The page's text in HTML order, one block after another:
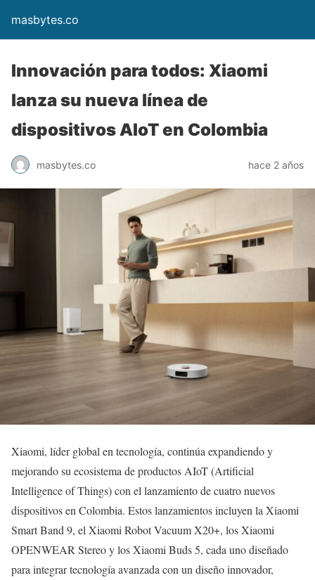
masbytes.co
Innovación para todos: Xiaomi
lanza su nueva línea de
dispositivos AIoT en Colombia
masbytes.co hace 2 años
Xiaomi, líder global en tecnología, continúa expandiendo y
mejorando su ecosistema de productos AIoT (Artificial
Intelligence of Things) con el lanzamiento de cuatro nuevos
dispositivos en Colombia. Estos lanzamientos incluyen la Xiaomi
Smart Band 9, el Xiaomi Robot Vacuum X20+, los Xiaomi
OPENWEAR Stereo y los Xiaomi Buds 5, cada uno diseñado
para integrar tecnología avanzada con un diseño innovador,